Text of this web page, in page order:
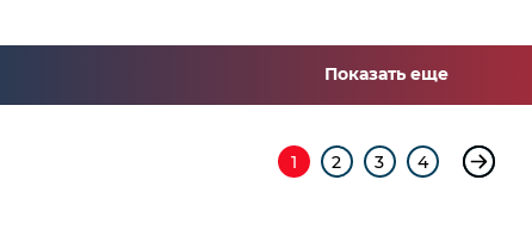
Показать еще
1 2 3 4